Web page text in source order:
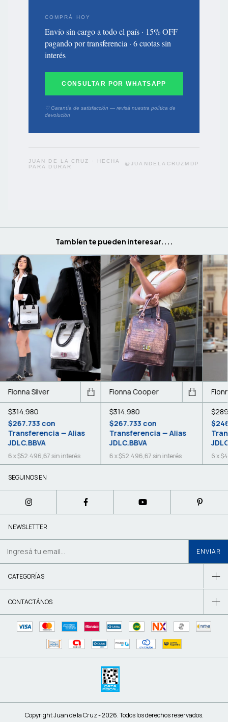
COMPRÁ HOY
Envío sin cargo a todo el país · 15% OFF
pagando por transferencia · 6 cuotas sin
interés
CONSULTAR POR WHATSAPP
♡ Garantía de satisfacción — revisá nuestra política de
devolución
JUAN DE LA CRUZ · HECHA
PARA DURAR
@JUANDELACRUZMDP
Tambíen te pueden interesar....
Fionna Silver
$314.980
$267.733 con
Transferencia — Alias
JDLC.BBVA
6x$52.496,67sin interés
Fionna Cooper
$314.980
$267.733con
Transferencia — Alias
JDLC.BBVA
6x$52.496,67sin interés 6x
SEGUINOS EN
NEWSLETTER
CATEGORÍAS
CONTACTÁNOS
Copyright Juan de la Cruz - 2026. Todos los derechos reservados.